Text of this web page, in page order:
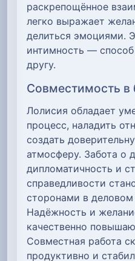
раскрепощённое
легко выражает
делиться эмоциями.
интимность — способ
другу.
Совместимость в
Лолисия обладает
процесс, наладить
создать
атмосферу. Забота о
дипломатичность и
справедливости
сторонами в деловом
Надёжность и
качественно
Совместная работа
продуктивно и